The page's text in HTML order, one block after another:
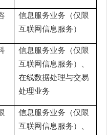
信息服务业务（仅限
互联网信息服务）
信息服务业务（仅限
互联网信息服务）、
在线数据处理与交易
处理业务
信息服务业务（仅限
互联网信息服务）、